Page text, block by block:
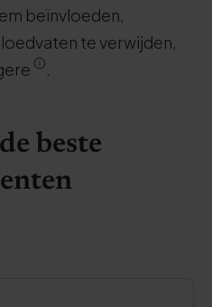
beïnvloeden,
te verwijden,
.
beste